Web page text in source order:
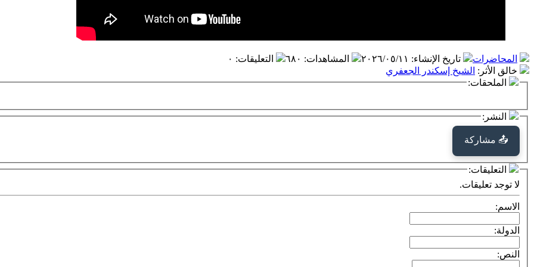
المحاضرات تاريخ الإنشاء: ٢٠٢٦/٠٥/١١ المشاهدات: ٦٨٠ التعليقات: ٠
خالق الأثر : الشيخ إسكندر الجعفري
الملحقات:
النشر:
📤 مشاركة
التعليقات:
لا توجد تعليقات.
الاسم:
الدولة:
النص: